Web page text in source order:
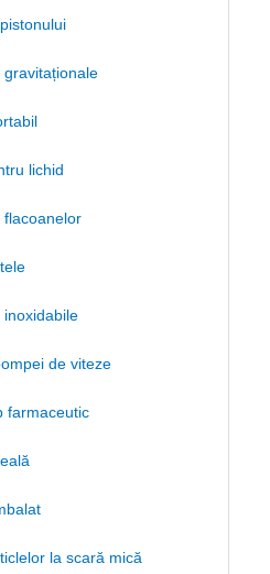
lichid
flacoanelor
de viteze
farmaceutic
la scară mică